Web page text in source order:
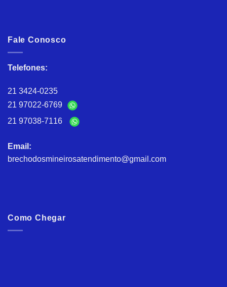
Fale Conosco
Telefones:
21 3424-0235
21 97022-6769
21 97038-7116
Email:
brechodosmineirosatendimento@gmail.com
Como Chegar